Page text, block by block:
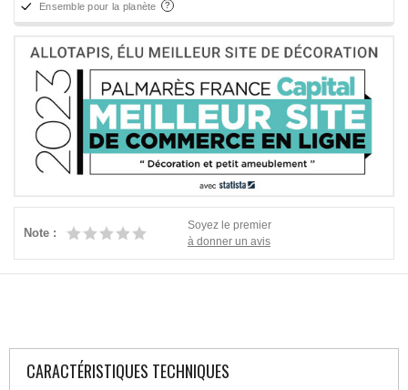
Ensemble pour la planète
Note :
Soyez le premier
à donner un avis
CARACTÉRISTIQUES TECHNIQUES